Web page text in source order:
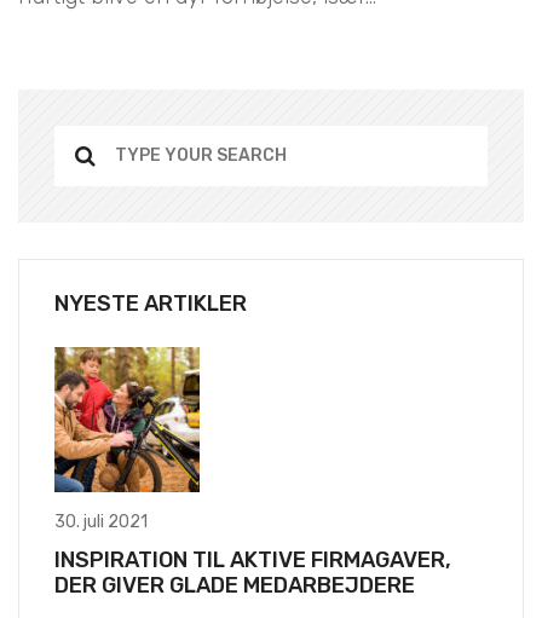
NYESTE ARTIKLER
30. juli 2021
INSPIRATION TIL AKTIVE FIRMAGAVER,
DER GIVER GLADE MEDARBEJDERE